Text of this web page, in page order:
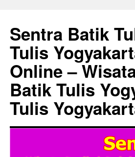
Sentra Batik
Tulis
Online –
Batik Tulis
Tulis